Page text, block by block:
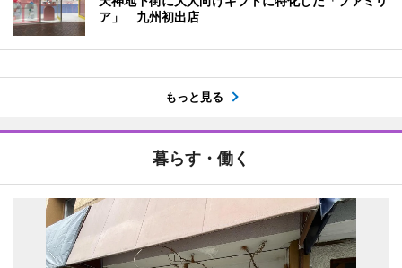
ア」 九州初出店
もっと見る
暮らす・働く